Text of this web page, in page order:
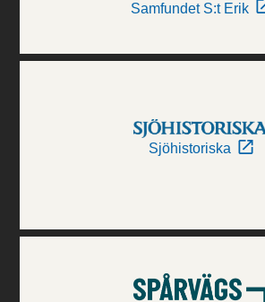
Samfundet S:t Erik
Sjöhistoriska